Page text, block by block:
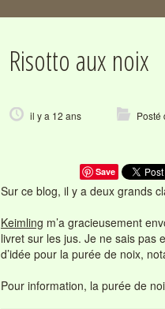
Risotto aux noix
il y a 12 ans Posté
Save
Sur ce blog, il y a deux grands
Keimling m’a gracieusement
livret sur les jus. Je ne sais pas
d’idée pour la purée de noix,
Pour information, la purée de